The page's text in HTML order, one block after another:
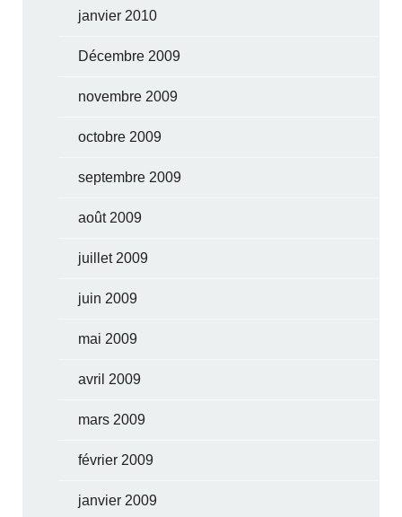
janvier 2010
Décembre 2009
novembre 2009
octobre 2009
septembre 2009
août 2009
juillet 2009
juin 2009
mai 2009
avril 2009
mars 2009
février 2009
janvier 2009